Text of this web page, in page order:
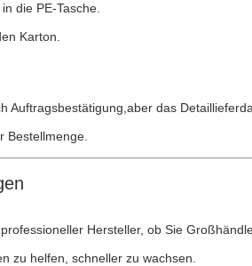
die PE-Tasche.
Karton.
Auftragsbestätigung,aber das
Bestellmenge.
Hersteller, ob Sie
zu helfen, schneller zu wachsen.